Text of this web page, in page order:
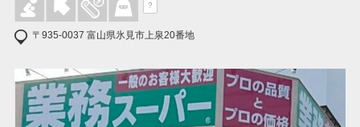
?
〒935-0037 富山県氷見市上泉20番地